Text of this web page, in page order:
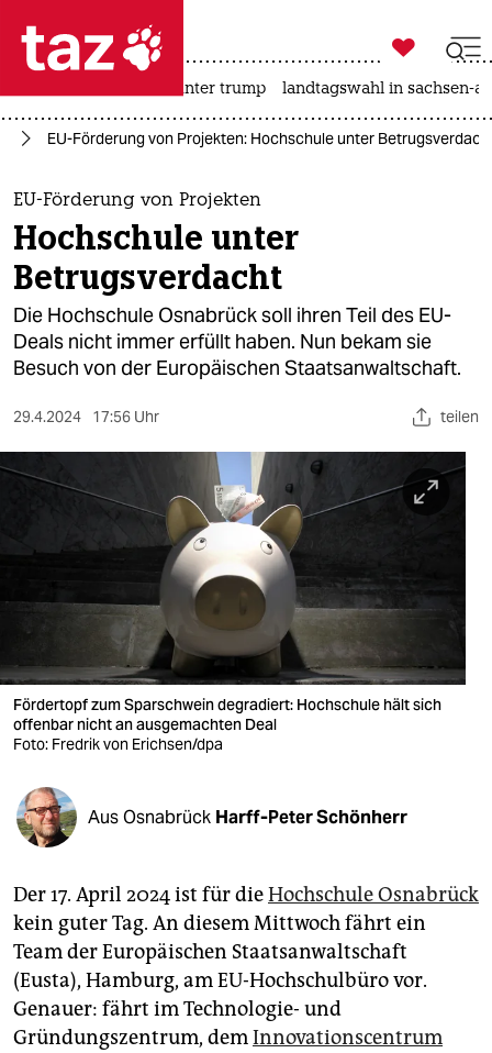
 taz zahl ich
taz zahl ich
themen
politik
öko
gesellschaft
sport
berlin
nord
verlag
verlag
veranstaltungen
fragen & hilfe
abo
genossenschaft
epaper login

taz zahl ich
usa unter trump landtagswahl in sachsen-
EU-Förderung von Projekten: Hochschule unter
EU-Förderung von Projekten
Hochschule unter
Betrugsverdacht
Die Hochschule Osnabrück soll ihren Teil des EU-
Deals nicht immer erfüllt haben. Nun bekam sie
Besuch von der Europäischen Staatsanwaltschaft.
29.4.2024 17:56 Uhr teilen
Fördertopf zum Sparschwein degradiert: Hochschule hält sich
offenbar nicht an ausgemachten Deal
Foto: Fredrik von Erichsen/dpa
Aus Osnabrück Harff-Peter Schönherr
Der 17. April 2024 ist für dieHochschule Osnabrück
kein guter Tag. An diesem Mittwoch fährt ein
Team der Europäischen Staatsanwaltschaft
(Eusta), Hamburg, am EU-Hochschulbüro vor.
Genauer: fährt im Technologie- und
Gründungszentrum, demInnovationscentrum